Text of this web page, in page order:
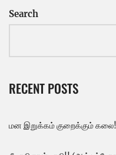
Search
RECENT POSTS
மன இறுக்கம் குறைக்கும்